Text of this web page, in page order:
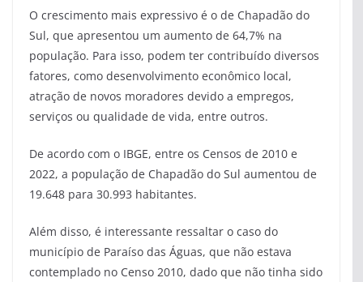
O crescimento mais expressivo é o de Chapadão do
Sul, que apresentou um aumento de 64,7% na
população. Para isso, podem ter contribuído diversos
fatores, como desenvolvimento econômico local,
atração de novos moradores devido a empregos,
serviços ou qualidade de vida, entre outros.
De acordo com o IBGE, entre os Censos de 2010 e
2022, a população de Chapadão do Sul aumentou de
19.648 para 30.993 habitantes.
Além disso, é interessante ressaltar o caso do
município de Paraíso das Águas, que não estava
contemplado no Censo 2010, dado que não tinha sido